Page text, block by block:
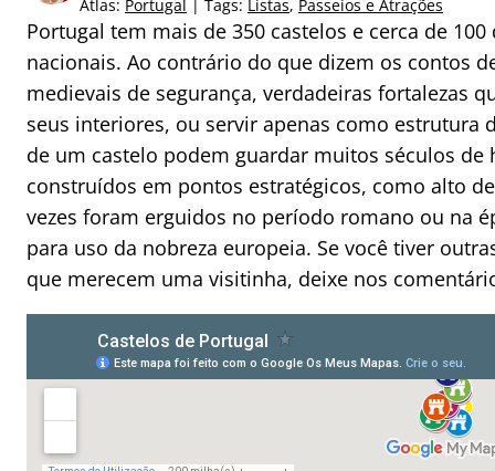
p
o
:
Atlas: Portugal | Tags: Listas, Passeios e Atrações
Portugal tem mais de 350 castelos e cerca de
nacionais. Ao contrário do que dizem os contos
medievais de segurança, verdadeiras fortalezas
seus interiores, ou servir apenas como estrutura
de um castelo podem guardar muitos séculos
construídos em pontos estratégicos, como alto
vezes foram erguidos no período romano ou na
para uso da nobreza europeia. Se você tiver
que merecem uma visitinha, deixe nos